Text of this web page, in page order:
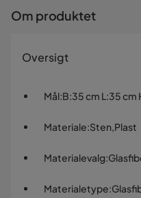
Om produktet
Oversigt
Mål:B:35 cm L:35 cm
Materiale:Sten,Plast
Materialevalg:
Materialetype: